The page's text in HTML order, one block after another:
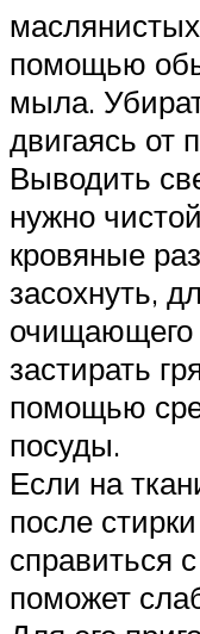
помощью
мыла.
двигаясь от
Выводить
нужно
кровяные
засохнуть,
очищающего
застирать
помощью
посуды.
Если на
после
справиться
поможет